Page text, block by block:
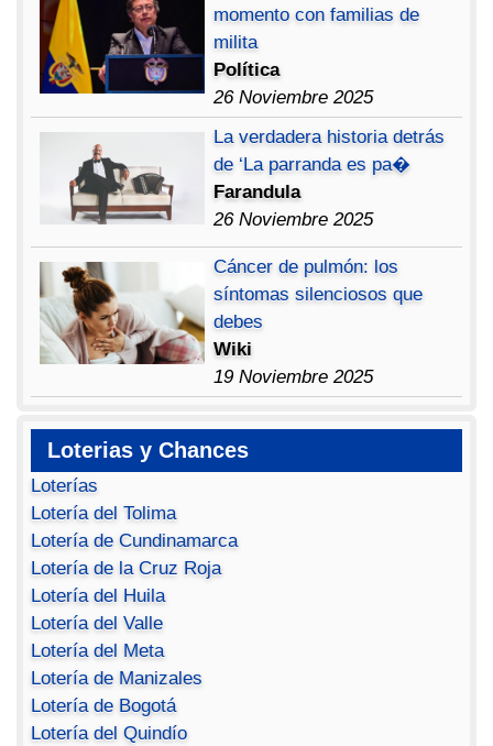
momento con familias de
milita
Política
26 Noviembre 2025
La verdadera historia detrás
de ‘La parranda es pa�
Farandula
26 Noviembre 2025
Cáncer de pulmón: los
síntomas silenciosos que
debes
Wiki
19 Noviembre 2025
Loterias y Chances
Loterías
Lotería del Tolima
Lotería de Cundinamarca
Lotería de la Cruz Roja
Lotería del Huila
Lotería del Valle
Lotería del Meta
Lotería de Manizales
Lotería de Bogotá
Lotería del Quindío